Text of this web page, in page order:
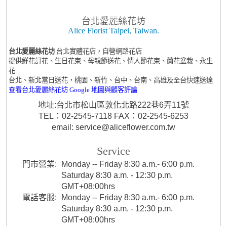
台北愛麗絲花坊
Alice Florist Taipei, Taiwan.
台北愛麗絲花坊 台北實體花店，自營網路花店
提供鮮花訂花、生日花束、母親節送花、情人節花束、蘭花盆栽、永生
花
台北、新北當日送花，桃園、新竹、台中、台南、高雄及全台快速送達
查看台北愛麗絲花坊 Google 地圖與顧客評論
地址:台北市松山區敦化北路222巷6弄11號
TEL：02-2545-7118 FAX：02-2545-6253
email: service@aliceflower.com.tw
Service
門市營業:
Monday -- Friday 8:30 a.m.- 6:00 p.m.
Saturday 8:30 a.m. - 12:30 p.m.
GMT+08:00hrs
電話客服:
Monday -- Friday 8:30 a.m.- 6:00 p.m.
Saturday 8:30 a.m. - 12:30 p.m.
GMT+08:00hrs